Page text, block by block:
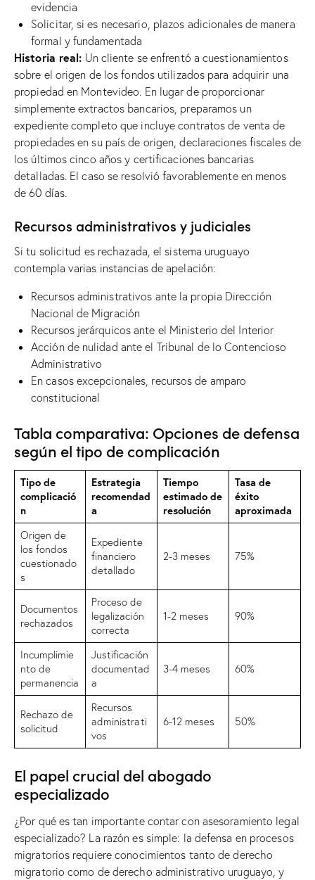
evidencia
Solicitar, si es necesario, plazos adicionales de manera
formal y fundamentada
Historia real: Un cliente se enfrentó a cuestionamientos
sobre el origen de los fondos utilizados para adquirir una
propiedad en Montevideo. En lugar de proporcionar
simplemente extractos bancarios, preparamos un
expediente completo que incluye contratos de venta de
propiedades en su país de origen, declaraciones fiscales de
los últimos cinco años y certificaciones bancarias
detalladas. El caso se resolvió favorablemente en menos
de 60 días.
Recursos administrativos y judiciales
Si tu solicitud es rechazada, el sistema uruguayo
contempla varias instancias de apelación:
Recursos administrativos ante la propia Dirección
Nacional de Migración
Recursos jerárquicos ante el Ministerio del Interior
Acción de nulidad ante el Tribunal de lo Contencioso
Administrativo
En casos excepcionales, recursos de amparo
constitucional
Tabla comparativa: Opciones de defensa
según el tipo de complicación
Tipo de
complicació
n
Estrategia
recomendad
a
Tiempo
estimado de
resolución
Tasa de
éxito
aproximada
Origen de
los fondos
cuestionado
s
Expediente
financiero
detallado
2-3 meses 75%
Documentos
rechazados
Proceso de
legalización
correcta
1-2 meses 90%
Incumplimie
nto de
permanencia
Justificación
documentad
a
3-4 meses 60%
Rechazo de
solicitud
Recursos
administrati
vos
6-12 meses 50%
El papel crucial del abogado
especializado
¿Por qué es tan importante contar con asesoramiento legal
especializado? La razón es simple: la defensa en procesos
migratorios requiere conocimientos tanto de derecho
migratorio como de derecho administrativo uruguayo, y